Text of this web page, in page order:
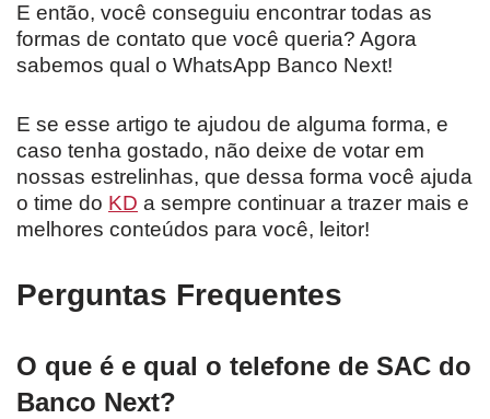
E então, você conseguiu encontrar todas as
formas de contato que você queria? Agora
sabemos qual o WhatsApp Banco Next!
E se esse artigo te ajudou de alguma forma, e
caso tenha gostado, não deixe de votar em
nossas estrelinhas, que dessa forma você ajuda
o time do KD a sempre continuar a trazer mais e
melhores conteúdos para você, leitor!
Perguntas Frequentes
O que é e qual o telefone de SAC do
Banco Next?